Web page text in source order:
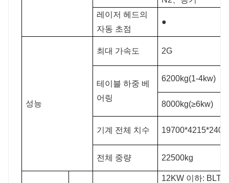
레이저 헤드의
자동 초점
●
성능
최대 가속도 2G
테이블 하중 베
어링
6200kg(1-4kw)
8000kg(≥6kw)
기계 전체 치수
전체 중량 22500kg
12KW 이하: BLT/